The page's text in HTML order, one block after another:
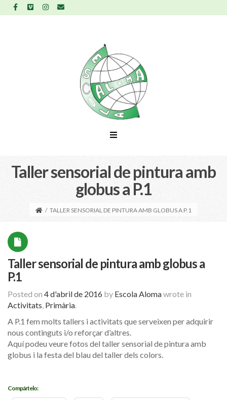
Taller sensorial de pintura amb
globus a P.1
/ TALLER SENSORIAL DE PINTURA AMB GLOBUS A P.1
Taller sensorial de pintura amb globus a
P.1
Posted on 4 d'abril de 2016 by Escola Alomawrote in
Activitats, Primària.
A P.1 fem molts tallers i activitats que serveixen per adquirir
nous continguts i/o reforçar d’altres.
Aquí podeu veure fotos del taller sensorial de pintura amb
globus i la festa del blau del taller dels colors.
Compártelo: